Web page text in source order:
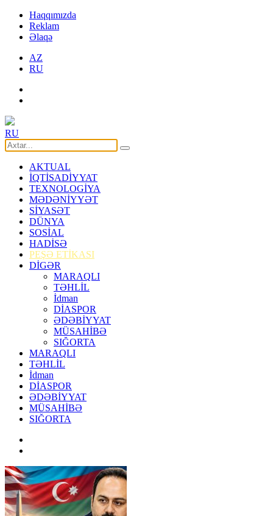
Haqqımızda
Reklam
Əlaqə
AZ
RU
RU
AKTUAL
İQTİSADİYYAT
TEXNOLOGİYA
MƏDƏNİYYƏT
SİYASƏT
DÜNYA
SOSİAL
HADİSƏ
PEŞƏ ETİKASI
DİGƏR
MARAQLI
TƏHLİL
İdman
DİASPOR
ƏDƏBİYYAT
MÜSAHİBƏ
SIĞORTA
MARAQLI
TƏHLİL
İdman
DİASPOR
ƏDƏBİYYAT
MÜSAHİBƏ
SIĞORTA